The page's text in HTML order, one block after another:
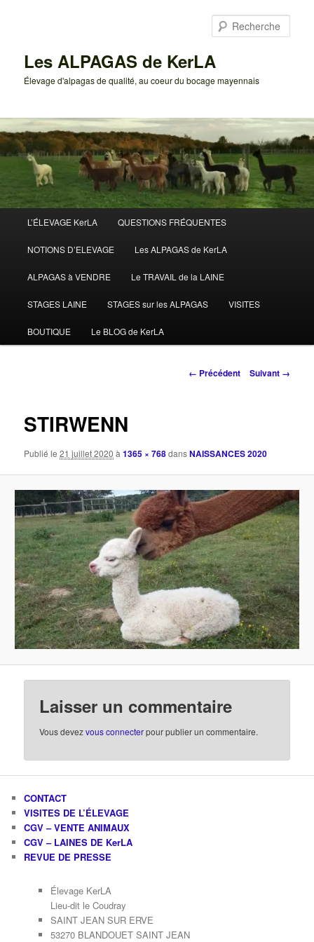
Les ALPAGAS de KerLA
Élevage d'alpagas de qualité, au coeur du bocage mayennais
principal
L’ÉLEVAGE KerLA QUESTIONS FRÉQUENTES
NOTIONS D’ELEVAGE Les ALPAGAS de KerLA
ALPAGAS à VENDRE Le TRAVAIL de la LAINE
STAGES LAINE STAGES sur les ALPAGAS VISITES
BOUTIQUE Le BLOG de KerLA
Navigation
← Précédent Suivant →
STIRWENN
Publié le21 juillet 2020 à1365 × 768dansNAISSANCES 2020
Laisser un commentaire
Vous devezvous connecterpour publier un commentaire.
CONTACT
VISITES DE L’ÉLEVAGE
CGV – VENTE ANIMAUX
CGV – LAINES DE KerLA
REVUE DE PRESSE
Élevage KerLA
Lieu-dit le Coudray
SAINT JEAN SUR ERVE
53270 BLANDOUET SAINT JEAN